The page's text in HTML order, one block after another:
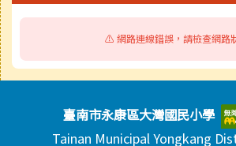
⚠️ 網路連線錯誤，請檢查網路
頁尾區域內容
臺南市永康區大灣國民小學
Tainan Municipal Yongkang